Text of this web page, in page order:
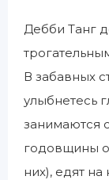
Дебби Танг
В забавных
улыбнетесь
занимаются
годовщины
них), едят